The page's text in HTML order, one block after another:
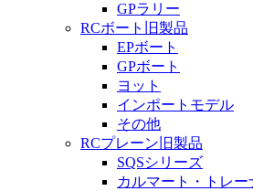
GPラリー
RCボート旧製品
EPボート
GPボート
ヨット
インポートモデル
その他
RCプレーン旧製品
SQSシリーズ
カルマート・トレー